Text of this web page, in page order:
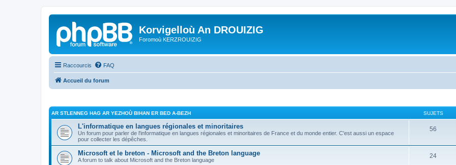
Korvigelloù An DROUIZIG
Foromoù KERZROUIZIG
Raccourcis FAQ
Accueil du forum
AR STLENNEG HAG AR YEZHOÙ BIHAN ER BED A-BEZH SUJETS
L'informatique en langues régionales et minoritaires
Un forum pour parler de l'informatique en langues régionales et minoritaires de France et du monde entier. C'est aussi un espace
pour collecter les dépêches.
56
Microsoft et le breton - Microsoft and the Breton language
A forum to talk about Microsoft and the Breton language
24